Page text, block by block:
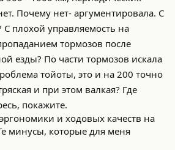
Почему нет- аргументировала. С
плохой управляемость на
тормозов после
езды? По части тормозов искала
тойоты, это и на 200 точно
и при этом валкая? Где
покажите.
и ходовых качеств на
минусы, которые для меня